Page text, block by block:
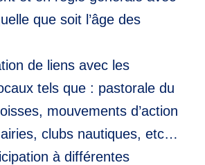
que soit l’âge des
de liens avec les
tels que : pastorale du
mouvements d’action
clubs nautiques, etc…
à différentes